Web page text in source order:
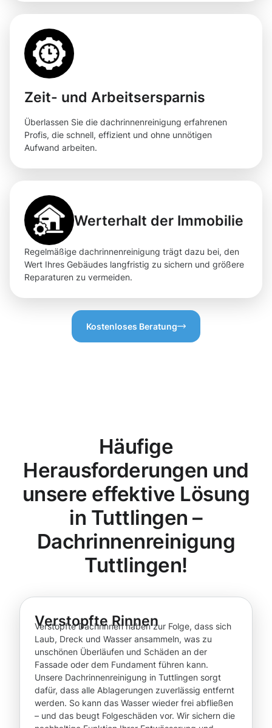
Zeit- und Arbeitsersparnis
Überlassen Sie die dachrinnenreinigung erfahrenen
Profis, die schnell, effizient und ohne unnötigen
Aufwand arbeiten.
Werterhalt der Immobilie
Regelmäßige dachrinnenreinigung trägt dazu bei, den
Wert Ihres Gebäudes langfristig zu sichern und größere
Reparaturen zu vermeiden.
Kostenloses Beratung
Häufige
Herausforderungen und
unsere effektive Lösung
in Tuttlingen –
Dachrinnenreinigung
Tuttlingen!
Verstopfte Rinnen
Verstopfte Dachrinnen haben zur Folge, dass sich
Laub, Dreck und Wasser ansammeln, was zu
unschönen Überläufen und Schäden an der
Fassade oder dem Fundament führen kann.
Unsere Dachrinnenreinigung in Tuttlingen sorgt
dafür, dass alle Ablagerungen zuverlässig entfernt
werden. So kann das Wasser wieder frei abfließen
– und das beugt Folgeschäden vor. Wir sichern die